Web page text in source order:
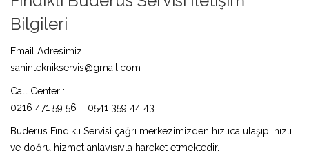
Bilgileri
Email Adresimiz
sahinteknikservis@gmail.com
Call Center :
0216 471 59 56 – 0541 359 44 43
Buderus Fındıklı Servisi çağrı merkezimizden hızlıca ulaşıp, hızlı
ve doğru hizmet anlayışıyla hareket etmektedir.